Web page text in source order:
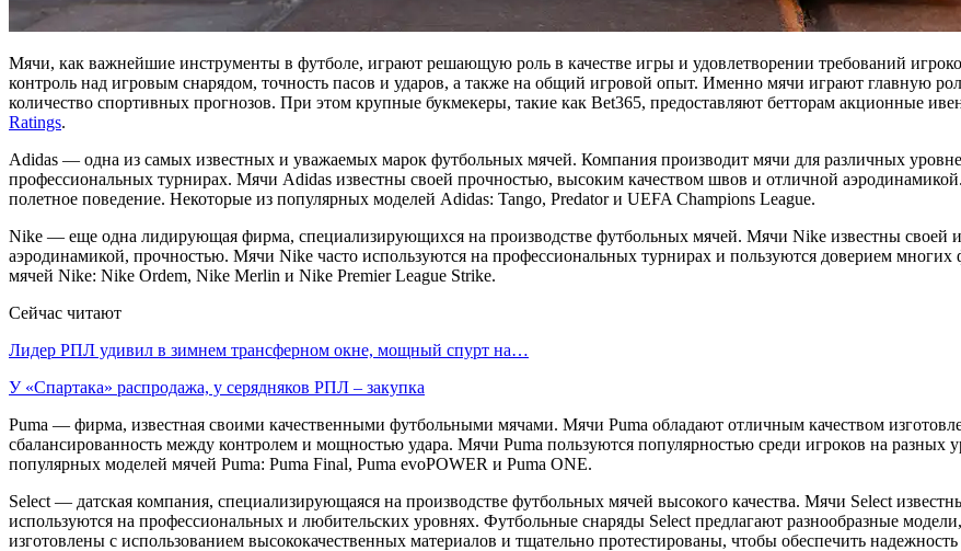
Мячи, как важнейшие инструменты в футболе, играют решающую роль в качестве игры и удовлетворении требований
контроль над игровым снарядом, точность пасов и ударов, а также на общий игровой опыт. Именно мячи играют главную
количество спортивных прогнозов. При этом крупные букмекеры, такие как Bet365, предоставляют бетторам акционные
Ratings.
Adidas — одна из самых известных и уважаемых марок футбольных мячей. Компания производит мячи для различных
профессиональных турнирах. Мячи Adidas известны своей прочностью, высоким качеством швов и отличной
полетное поведение. Некоторые из популярных моделей Adidas: Tango, Predator и UEFA Champions League.
Nike — еще одна лидирующая фирма, специализирующихся на производстве футбольных мячей. Мячи Nike известны своей
аэродинамикой, прочностью. Мячи Nike часто используются на профессиональных турнирах и пользуются доверием
мячей Nike: Nike Ordem, Nike Merlin и Nike Premier League Strike.
Сейчас читают
Лидер РПЛ удивил в зимнем трансферном окне, мощный спурт на…
У «Спартака» распродажа, у серядняков РПЛ – закупка
Puma — фирма, известная своими качественными футбольными мячами. Мячи Puma обладают отличным качеством
сбалансированность между контролем и мощностью удара. Мячи Puma пользуются популярностью среди игроков на разных
популярных моделей мячей Puma: Puma Final, Puma evoPOWER и Puma ONE.
Select — датская компания, специализирующаяся на производстве футбольных мячей высокого качества. Мячи Select
используются на профессиональных и любительских уровнях. Футбольные снаряды Select предлагают разнообразные
изготовлены с использованием высококачественных материалов и тщательно протестированы, чтобы обеспечить надежность